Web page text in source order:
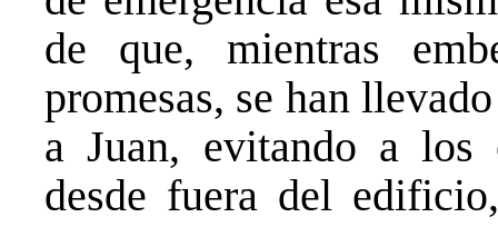
de que, mientras
promesas, se han
a Juan, evitando a los
desde fuera del